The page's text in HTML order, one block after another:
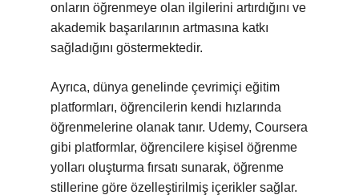
onların öğrenmeye olan ilgilerini artırdığını ve
akademik başarılarının artmasına katkı
sağladığını göstermektedir.
Ayrıca, dünya genelinde çevrimiçi eğitim
platformları, öğrencilerin kendi hızlarında
öğrenmelerine olanak tanır. Udemy, Coursera
gibi platformlar, öğrencilere kişisel öğrenme
yolları oluşturma fırsatı sunarak, öğrenme
stillerine göre özelleştirilmiş içerikler sağlar.